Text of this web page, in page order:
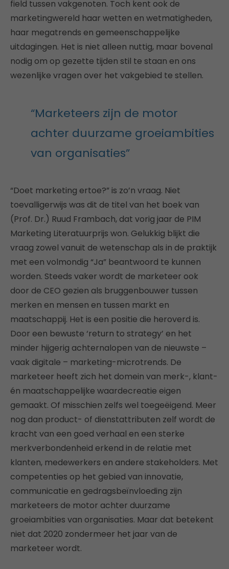
field tussen vakgenoten. Toch kent ook de
marketingwereld haar wetten en wetmatigheden,
haar megatrends en gemeenschappelijke
uitdagingen. Het is niet alleen nuttig, maar bovenal
nodig om op gezette tijden stil te staan en ons
wezenlijke vragen over het vakgebied te stellen.
“Marketeers zijn de motor
achter duurzame groeiambities
van organisaties”
“Doet marketing ertoe?” is zo’n vraag. Niet
toevalligerwijs was dit de titel van het boek van
(Prof. Dr.) Ruud Frambach, dat vorig jaar de PIM
Marketing Literatuurprijs won. Gelukkig blijkt die
vraag zowel vanuit de wetenschap als in de praktijk
met een volmondig “Ja” beantwoord te kunnen
worden. Steeds vaker wordt de marketeer ook
door de CEO gezien als bruggenbouwer tussen
merken en mensen en tussen markt en
maatschappij. Het is een positie die heroverd is.
Door een bewuste ‘return to strategy’ en het
minder hijgerig achternalopen van de nieuwste –
vaak digitale – marketing-microtrends. De
marketeer heeft zich het domein van merk-, klant-
én maatschappelijke waardecreatie eigen
gemaakt. Of misschien zelfs wel toegeëigend. Meer
nog dan product- of dienstattributen zelf wordt de
kracht van een goed verhaal en een sterke
merkverbondenheid erkend in de relatie met
klanten, medewerkers en andere stakeholders. Met
competenties op het gebied van innovatie,
communicatie en gedragsbeïnvloeding zijn
marketeers de motor achter duurzame
groeiambities van organisaties. Maar dat betekent
niet dat 2020 zondermeer het jaar van de
marketeer wordt.